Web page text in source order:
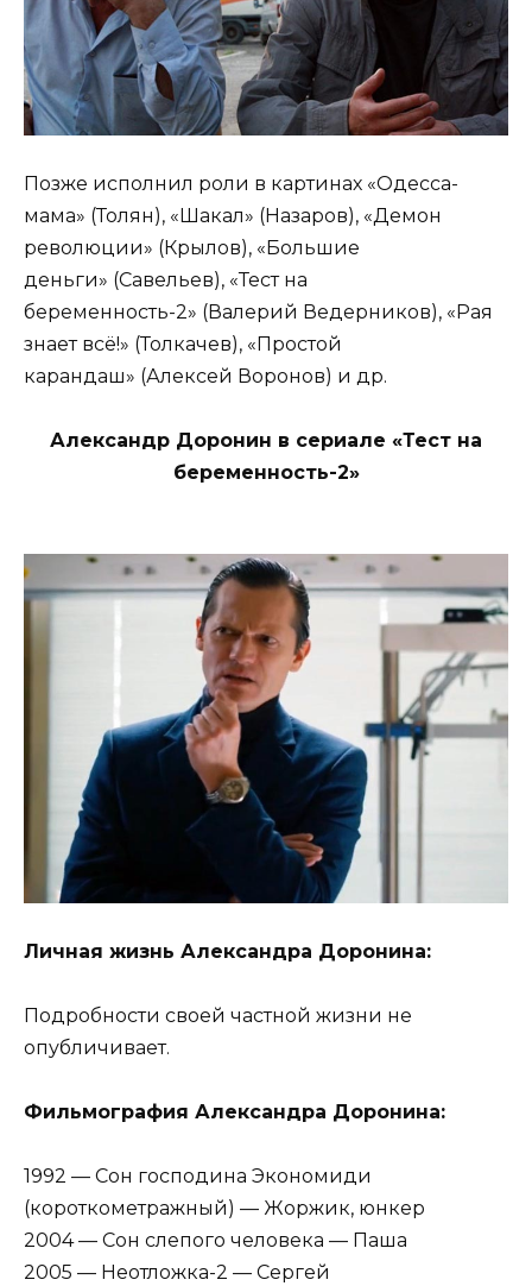
Позже исполнил роли в картинах «Одесса-
мама» (Толян), «Шакал» (Назаров), «Демон
революции» (Крылов), «Большие
деньги» (Савельев), «Тест на
беременность-2» (Валерий Ведерников), «Рая
знает всё!» (Толкачев), «Простой
карандаш» (Алексей Воронов) и др.
Александр Доронин в сериале «Тест на
беременность-2»
Личная жизнь Александра Доронина:
Подробности своей частной жизни не
опубличивает.
Фильмография Александра Доронина:
1992 — Сон господина Экономиди
(короткометражный) — Жоржик, юнкер
2004 — Сон слепого человека — Паша
2005 — Неотложка-2 — Сергей